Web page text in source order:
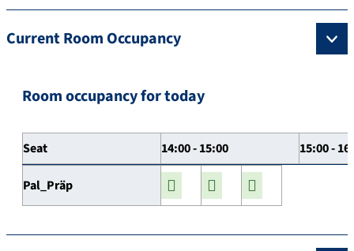
Current Room Occupancy
Room occupancy for today
Seat 14:00 - 15:00 15:00 -
Pal_Präp